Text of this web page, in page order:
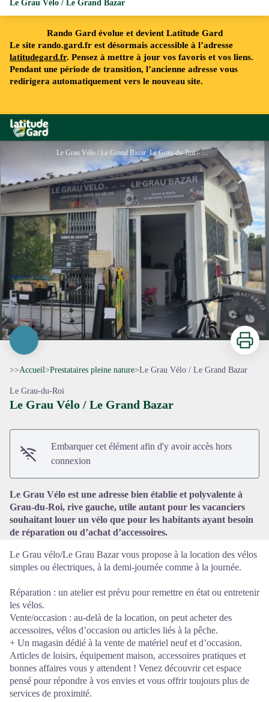
Rando Gard évolue et devient Latitude Gard
Le site rando.gard.fr est désormais accessible à l’adresse
latitudegard.fr. Pensez à mettre à jour vos favoris et vos liens.
Pendant une période de transition, l’ancienne adresse vous
redirigera automatiquement vers le nouveau site.
Rando Gard
Le Grau Vélo / Le Grand Bazar
Le Grau Vélo / Le Grand Bazar_Le Grau-du-Roi - ©legrauvelo
Voir l'image en plein écran
Imprimer
>>Accueil>Prestataires pleine nature>Le Grau Vélo / Le Grand Bazar
Le Grau-du-Roi
Le Grau Vélo / Le Grand Bazar
Embarquer cet élément afin d'y avoir accès hors
connexion
Le Grau Vélo est une adresse bien établie et polyvalente à
Grau-du-Roi, rive gauche, utile autant pour les vacanciers
souhaitant louer un vélo que pour les habitants ayant besoin
de réparation ou d’achat d’accessoires.
Le Grau vélo/Le Grau Bazar vous propose à la location des vélos
simples ou électriques, à la demi-journée comme à la journée.
Réparation : un atelier est prévu pour remettre en état ou entretenir
les vélos.
Vente/occasion : au-delà de la location, on peut acheter des
accessoires, vélos d’occasion ou articles liés à la pêche.
+ Un magasin dédié à la vente de matériel neuf et d’occasion.
Articles de loisirs, équipement maison, accessoires pratiques et
bonnes affaires vous y attendent ! Venez découvrir cet espace
pensé pour répondre à vos envies et vous offrir toujours plus de
services de proximité.